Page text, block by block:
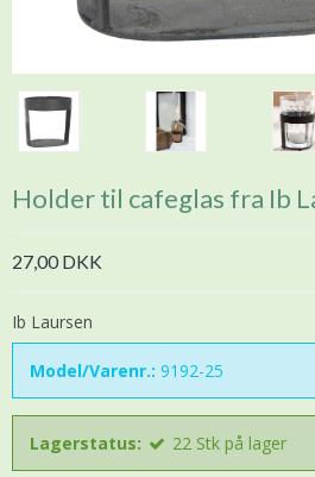
Holder til cafeglas fra Ib
27,00 DKK
Ib Laursen
Model/Varenr.: 9192-25
Lagerstatus: 22 Stk på lager